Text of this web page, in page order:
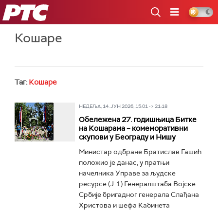
РТС
Кошаре
Таг: Кошаре
НЕДЕЉА, 14. ЈУН 2026, 15:01 -> 21:18
Обележена 27. годишњица Битке
на Кошарама – комеморативни
скупови у Београду и Нишу
Министар одбране Братислав Гашић
положио је данас, у пратњи
начелника Управе за људске
ресурсе (Ј-1) Генералштаба Војске
Србије бригадног генерала Слађана
Христова и шефа Кабинета